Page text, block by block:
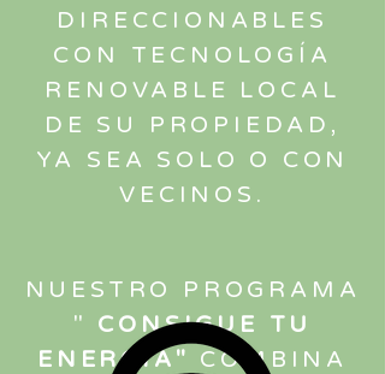
DIRECCIONABLES
CON TECNOLOGÍA
RENOVABLE LOCAL
DE SU PROPIEDAD,
YA SEA SOLO O CON
VECINOS.
NUESTRO PROGRAMA
" CONSIGUE TU
ENERGÍA" COMBINA